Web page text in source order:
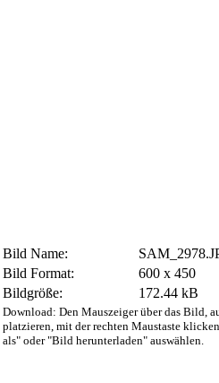
Bild Name:
Bild Format:
600 x 450
Bildgröße:
172.44 kB
Download: Den Mauszeiger über das Bild,
platzieren, mit der rechten Maustaste
als" oder "Bild herunterladen" auswählen.